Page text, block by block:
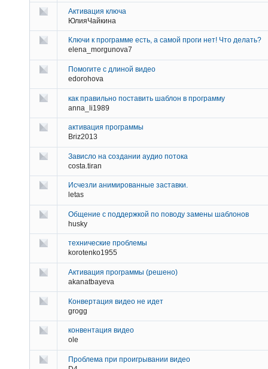
Активация ключа
ЮлияЧайкина
Ключи к программе есть, а самой проги нет! Что делать?
elena_morgunova7
Помогите с длиной видео
edorohova
как правильно поставить шаблон в программу
anna_li1989
активация программы
Briz2013
Зависло на создании аудио потока
costa.tiran
Исчезли анимированные заставки.
letas
Общение с поддержкой по поводу замены шаблонов
husky
технические проблемы
korotenko1955
Активация программы (решено)
akanatbayeva
Конвертация видео не идет
grogg
конвентация видео
ole
Проблема при проигрывании видео